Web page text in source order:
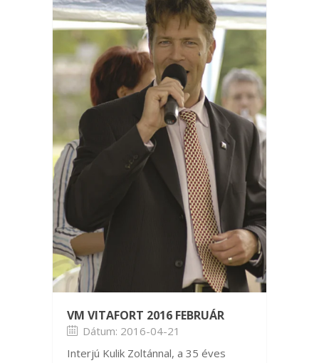
VM VITAFORT 2016 FEBRUÁR
Dátum: 2016-04-21
Interjú Kulik Zoltánnal, a 35 éves